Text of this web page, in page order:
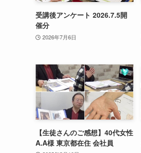
受講後アンケート 2026.7.5開
催分
2026年7月6日
【生徒さんのご感想】40代女性
A.A様 東京都在住 会社員